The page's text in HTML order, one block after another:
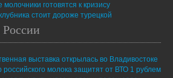
молочники готовятся к кризису
стоит дороже турецкой
выставка открылась во Владивостоке
российского молока защитят от ВТО 1 рублем